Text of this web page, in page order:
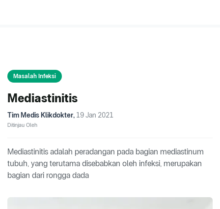
Masalah Infeksi
Mediastinitis
Tim Medis Klikdokter, 19 Jan 2021
Ditinjau Oleh
Mediastinitis adalah peradangan pada bagian mediastinum
tubuh, yang terutama disebabkan oleh infeksi, merupakan
bagian dari rongga dada